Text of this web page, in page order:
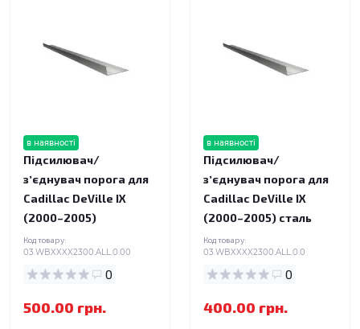
в наявності
Підсилювач/
зʼєднувач порога для
Cadillac DeVille IX
(2000–2005)
Код товару:
03.WBXXXX2300.ALL.0.00
0
500.00 грн.
в наявності
Підсилювач/
зʼєднувач порога для
Cadillac DeVille IX
(2000–2005) сталь
Код товару:
03.WBXXXX2300.ALL.0.0
0
400.00 грн.